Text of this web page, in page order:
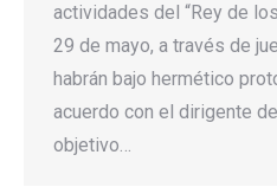
actividades del “Rey de
29 de mayo, a través de
habrán bajo hermético
acuerdo con el dirigente
objetivo…